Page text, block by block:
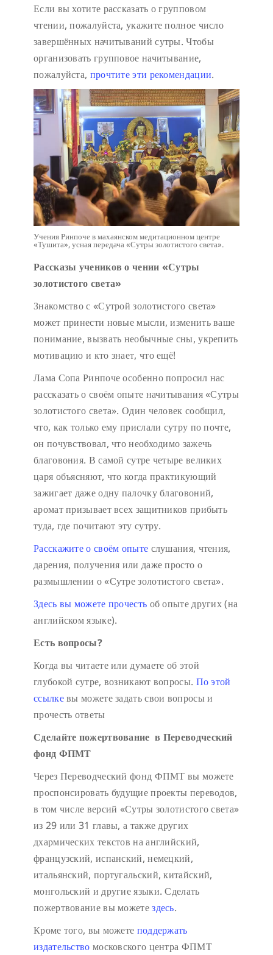
Если вы хотите рассказать о групповом
чтении, пожалуйста, укажите полное число
завершённых начитываний сутры. Чтобы
организовать групповое начитывание,
пожалуйста, прочтите эти рекомендации.
Учения Ринпоче в махаянском медитационном центре
«Тушита», усная передача «Сутры золотистого света».
Рассказы учеников о чении «Сутры
золотистого света»
Знакомство с «Сутрой золотистого света»
может принести новые мысли, изменить ваше
понимание, вызвать необычные сны, укрепить
мотивацию и кто знает, что ещё!
Лама Сопа Ринпоче особенно попросил нас
рассказать о своём опыте начитывания «Сутры
золотистого света». Один человек сообщил,
что, как только ему прислали сутру по почте,
он почувствовал, что необходимо зажечь
благовония. В самой сутре четыре великих
царя объясняют, что когда практикующий
зажигает даже одну палочку благовоний,
аромат призывает всех защитников прибыть
туда, где почитают эту сутру.
Расскажите о своём опыте слушания, чтения,
дарения, получения или даже просто о
размышлении о «Сутре золотистого света».
Здесь вы можете прочесть об опыте других (на
английском языке).
Есть вопросы?
Когда вы читаете или думаете об этой
глубокой сутре, возникают вопросы. По этой
ссылкевы можете задать свои вопросы и
прочесть ответы
Сделайте пожертвование в Переводческий
фонд ФПМТ
Через Переводческий фонд ФПМТ вы можете
проспонсировать будущие проекты переводов,
в том числе версий «Сутры золотистого света»
из 29 или 31 главы, а также других
дхармических текстов на английский,
французский, испанский, немецкий,
итальянский, португальский, китайский,
монгольский и другие языки. Сделать
пожертвование вы можетездесь.
Кроме того, вы можете поддержать
издательство московского центра ФПМТ